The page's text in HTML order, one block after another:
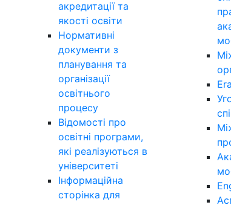
акредитації та
якості освіти
Нормативні
документи з
планування та
організації
освітнього
процесу
Відомості про
освітні програми,
які реалізуються в
університеті
Інформаційна
сторінка для